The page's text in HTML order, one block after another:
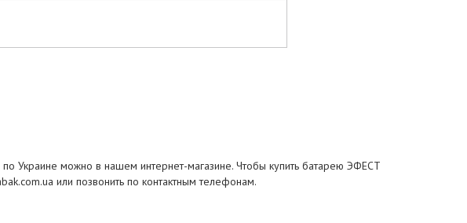
по Украине можно в нашем интернет-магазине. Чтобы купить батарею ЭФЕСТ
или позвонить по контактным телефонам.